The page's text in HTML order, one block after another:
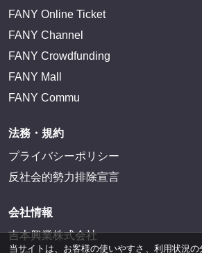
FANY Online Ticket
FANY Channel
FANY Crowdfunding
FANY Mall
FANY Commu
法務・規約
プライバシーポリシー
反社会的勢力排除宣言
会社情報
吉本興業株式会社
当サイトは、お客様の使いやすさ、利用状況